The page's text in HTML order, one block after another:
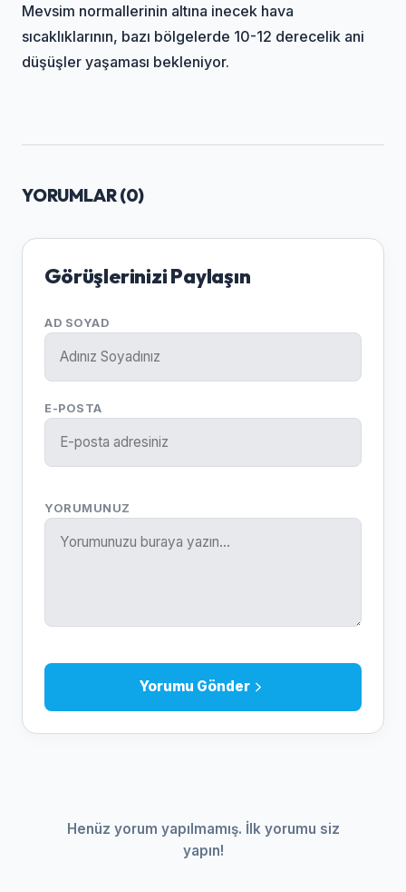
Mevsim normallerinin altına inecek hava
sıcaklıklarının, bazı bölgelerde 10-12 derecelik ani
düşüşler yaşaması bekleniyor.
YORUMLAR (0)
Görüşlerinizi Paylaşın
AD SOYAD
E-POSTA
YORUMUNUZ
Yorumu Gönder
Henüz yorum yapılmamış. İlk yorumu siz
yapın!